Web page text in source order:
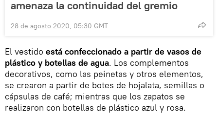
amenaza la continuidad del gremio
28 de agosto 2020, 05:30 GMT
El vestido está confeccionado a partir de vasos de
plástico y botellas de agua. Los complementos
decorativos, como las peinetas y otros elementos,
se crearon a partir de botes de hojalata, semillas o
cápsulas de café; mientras que los zapatos se
realizaron con botellas de plástico azul y rosa.